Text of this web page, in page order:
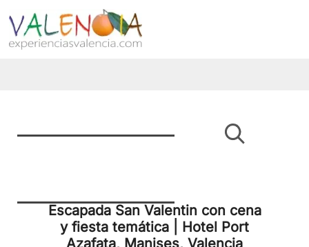
Escapada San Valentin con cena
y fiesta temática | Hotel Port